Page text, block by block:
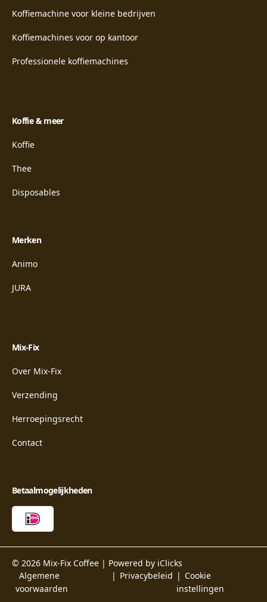
Koffiemachine voor kleine bedrijven
Koffiemachines voor op kantoor
Professionele koffiemachines
Koffie & meer
Koffie
Thee
Disposables
Merken
Animo
JURA
Mix-Fix
Over Mix-Fix
Verzending
Herroepingsrecht
Contact
Betaalmogelijkheden
© 2026 Mix-Fix Coffee | Powered by iClicks
Algemene
voorwaarden
Privacybeleid
Cookie
instellingen